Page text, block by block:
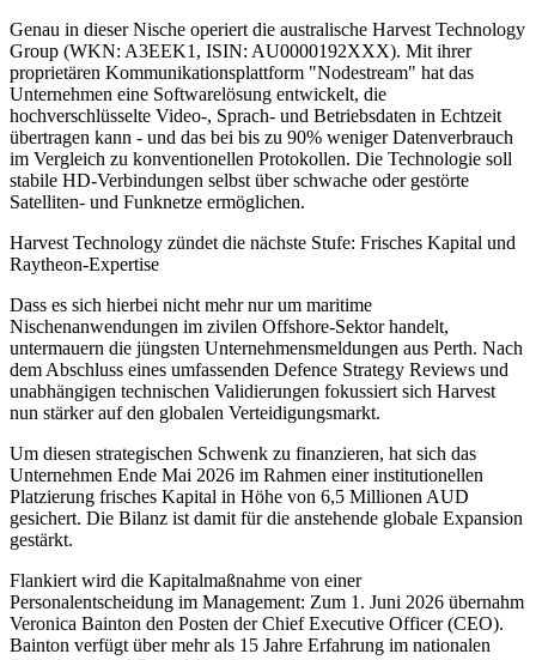
Genau in dieser Nische operiert die australische Harvest Technology
Group (WKN: A3EEK1, ISIN: AU0000192XXX). Mit ihrer
proprietären Kommunikationsplattform "Nodestream" hat das
Unternehmen eine Softwarelösung entwickelt, die
hochverschlüsselte Video-, Sprach- und Betriebsdaten in Echtzeit
übertragen kann - und das bei bis zu 90% weniger Datenverbrauch
im Vergleich zu konventionellen Protokollen. Die Technologie soll
stabile HD-Verbindungen selbst über schwache oder gestörte
Satelliten- und Funknetze ermöglichen.
Harvest Technology zündet die nächste Stufe: Frisches Kapital und
Raytheon-Expertise
Dass es sich hierbei nicht mehr nur um maritime
Nischenanwendungen im zivilen Offshore-Sektor handelt,
untermauern die jüngsten Unternehmensmeldungen aus Perth. Nach
dem Abschluss eines umfassenden Defence Strategy Reviews und
unabhängigen technischen Validierungen fokussiert sich Harvest
nun stärker auf den globalen Verteidigungsmarkt.
Um diesen strategischen Schwenk zu finanzieren, hat sich das
Unternehmen Ende Mai 2026 im Rahmen einer institutionellen
Platzierung frisches Kapital in Höhe von 6,5 Millionen AUD
gesichert. Die Bilanz ist damit für die anstehende globale Expansion
gestärkt.
Flankiert wird die Kapitalmaßnahme von einer
Personalentscheidung im Management: Zum 1. Juni 2026 übernahm
Veronica Bainton den Posten der Chief Executive Officer (CEO).
Bainton verfügt über mehr als 15 Jahre Erfahrung im nationalen